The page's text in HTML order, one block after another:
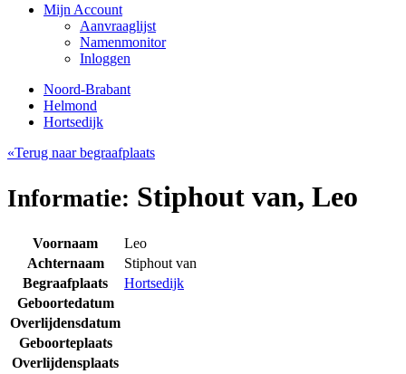
Mijn Account
Aanvraaglijst
Namenmonitor
Inloggen
Noord-Brabant
Helmond
Hortsedijk
«Terug naar begraafplaats
Informatie: Stiphout van, Leo
Voornaam
Leo
Achternaam
Stiphout van
Begraafplaats
Hortsedijk
Geboortedatum
Overlijdensdatum
Geboorteplaats
Overlijdensplaats